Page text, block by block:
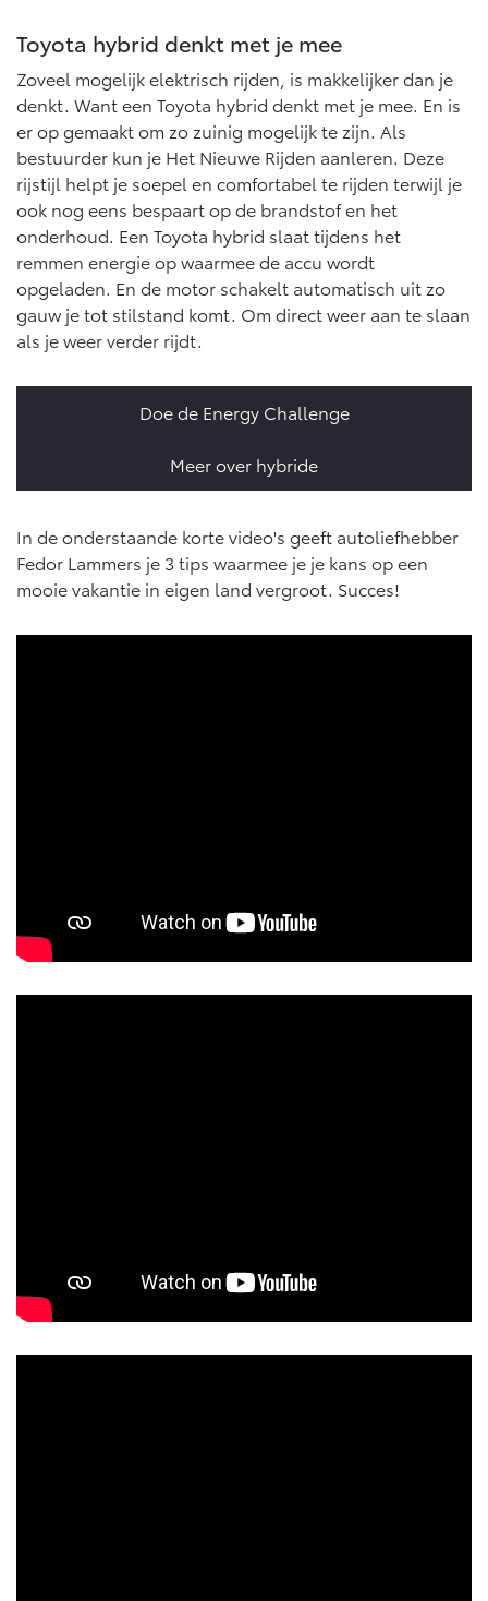
Toyota hybrid denkt met je mee
Zoveel mogelijk elektrisch rijden, is makkelijker dan je
denkt. Want een Toyota hybrid denkt met je mee. En is
er op gemaakt om zo zuinig mogelijk te zijn. Als
bestuurder kun je Het Nieuwe Rijden aanleren. Deze
rijstijl helpt je soepel en comfortabel te rijden terwijl je
ook nog eens bespaart op de brandstof en het
onderhoud. Een Toyota hybrid slaat tijdens het
remmen energie op waarmee de accu wordt
opgeladen. En de motor schakelt automatisch uit zo
gauw je tot stilstand komt. Om direct weer aan te slaan
als je weer verder rijdt.
Doe de Energy Challenge
Meer over hybride
In de onderstaande korte video's geeft autoliefhebber
Fedor Lammers je 3 tips waarmee je je kans op een
mooie vakantie in eigen land vergroot. Succes!